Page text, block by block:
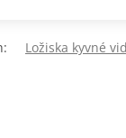
Ložiska kyvné